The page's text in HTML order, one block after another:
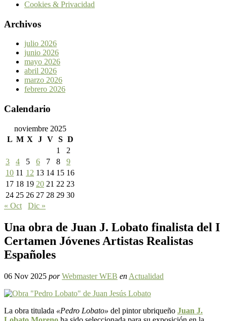
Cookies & Privacidad
Archivos
julio 2026
junio 2026
mayo 2026
abril 2026
marzo 2026
febrero 2026
Calendario
noviembre 2025
L M X J V S D
1
2
3
4 5 6 7 8
9
10 11 12 13 14 15 16
17 18 19 20 21 22 23
24 25 26 27 28 29 30
« Oct
Dic »
Una obra de Juan J. Lobato finalista del I
Certamen Jóvenes Artistas Realistas
Españoles
06 Nov 2025 por Webmaster WEB en Actualidad
La obra titulada «Pedro Lobato» del pintor ubriqueño Juan J.